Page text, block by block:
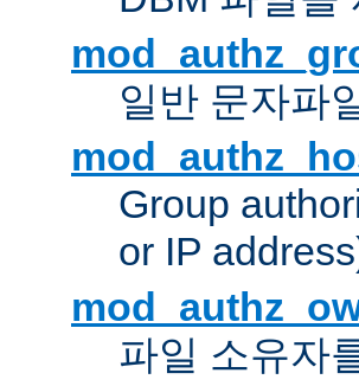
일반 문자파
Group
or IP
파일 소유자